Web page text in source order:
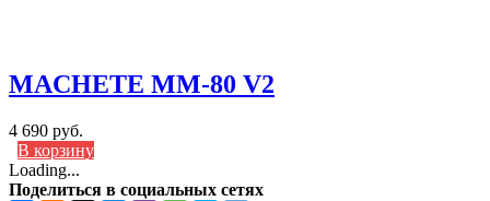
MACHETE MM-80 V2
4 690 руб.
В корзину
Loading...
Поделиться в социальных сетях